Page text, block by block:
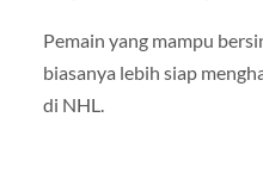
Pemain yang mampu
biasanya lebih siap
di NHL.